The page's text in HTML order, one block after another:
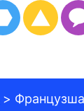
Французша